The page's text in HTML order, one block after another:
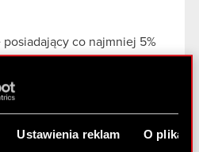
Ustawienia reklam O
co najmniej 5%
Walnym Zgromadzeniu
Art. 70 pkt 3 Ustawy o
5% Zarząd Spółki CD
z siedzibą w…Czytaj